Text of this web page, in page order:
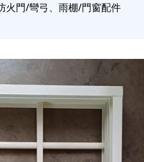
火門/彎弓、雨棚/門窗配件